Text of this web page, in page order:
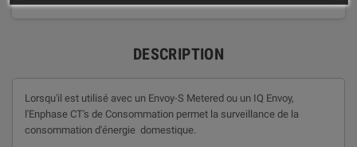
DESCRIPTION
Lorsqu'il est utilisé avec un Envoy-S Metered ou un IQ Envoy,
l'Enphase CT's de Consommation permet la surveillance de la
consommation d'énergie domestique.